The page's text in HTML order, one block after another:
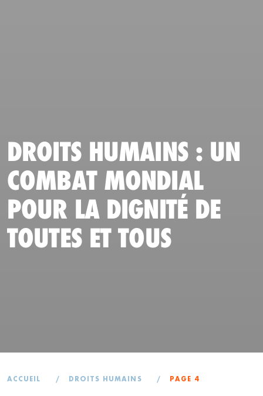
DROITS HUMAINS : UN
COMBAT MONDIAL
POUR LA DIGNITÉ DE
TOUTES ET TOUS
ACCUEIL / DROITS HUMAINS / PAGE 4